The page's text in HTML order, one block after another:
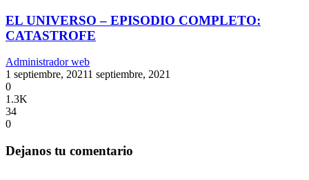
EL UNIVERSO – EPISODIO COMPLETO:
CATASTROFE
Administrador web
1 septiembre, 20211 septiembre, 2021
0
1.3K
34
0
Dejanos tu comentario